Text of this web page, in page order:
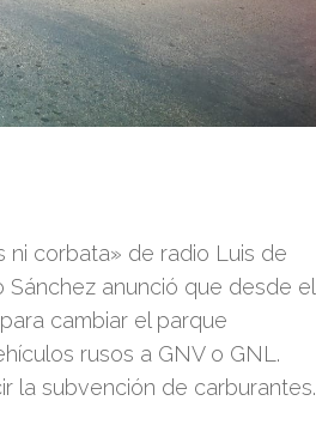
ni corbata» de radio Luis de
Sánchez anunció que desde el
cambiar el parque
rusos a GNV o GNL.
la subvención de carburantes.